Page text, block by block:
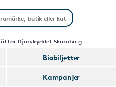
Djurskyddet Skaraborg
Biobiljetter
Kampanjer